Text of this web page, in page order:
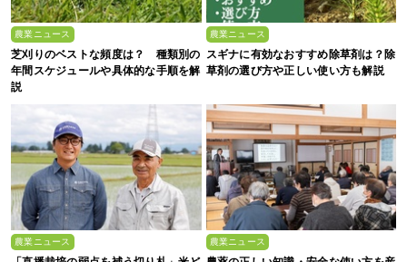
農業ニュース
芝刈りのベストな頻度は？ 種類別の
年間スケジュールや具体的な手順を解
説
農業ニュース
スギナに有効なおすすめ除草剤は？除
草剤の選び方や正しい使い方も解説
農業ニュース 農業ニュース